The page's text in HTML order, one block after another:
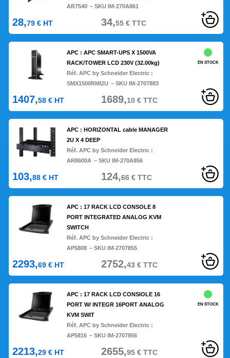
AR7540 – SKU IM-270A861
28,79 € HT 34,55€TTC
APC : APC SMART-UPS X 1500VA
RACK/TOWER LCD 230V (32.00kg)
Réf. APC by Schneider Electric :
SMX1500RMI2U – SKU IM-2707883
EN STOCK
1407,58 € HT 1689,10€TTC
APC : HORIZONTAL cable MANAGER
2U X 4 DEEP
Réf. APC by Schneider Electric :
AR8600A – SKU IM-270A856
103,88 € HT 124,66€TTC
APC : 17 RACK LCD CONSOLE 8
PORT INTEGRATED ANALOG KVM
SWITCH
Réf. APC by Schneider Electric :
AP5808 – SKU IM-2707855
2293,69 € HT 2752,43€TTC
APC : 17 RACK LCD CONSIOLE 16
PORT W/ INTEGR 16PORT ANALOG
KVM SWIT
Réf. APC by Schneider Electric :
AP5816 – SKU IM-2707856
EN STOCK
2213,29 € HT 2655,95€TTC